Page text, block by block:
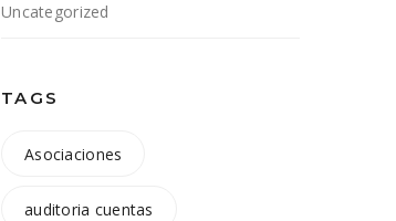
Uncategorized
TAGS
Asociaciones
auditoria cuentas